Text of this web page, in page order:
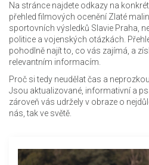
Na stránce najdete odkazy na
přehled filmových ocenění Zlaté
sportovních výsledků Slavie Praha,
politice a vojenských otázkách.
pohodlně najít to, co vás zajímá, a
relevantním informacím.
Proč si tedy neudělat čas a
Jsou aktualizované, informativní a
zároveň vás udržely v obraze o
nás, tak ve světě.